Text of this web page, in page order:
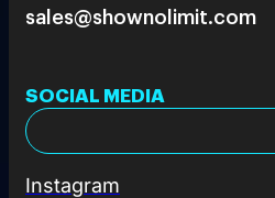
sales@shownolimit.com
SOCIAL MEDIA
Instagram